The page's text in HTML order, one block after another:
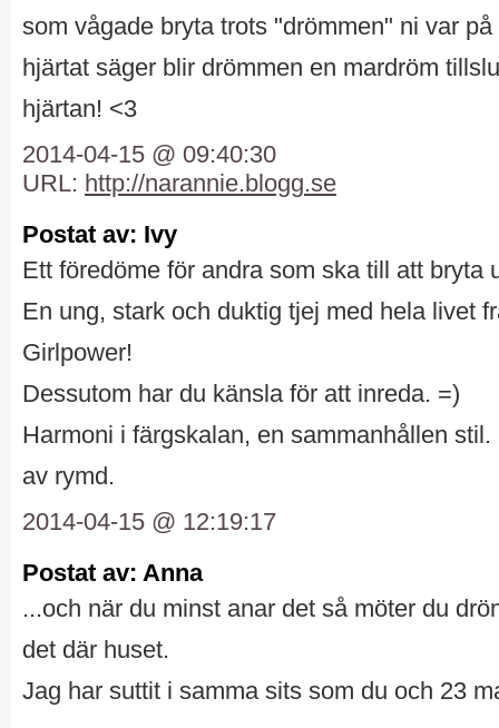
som vågade bryta trots "drömmen" ni var
hjärtat säger blir drömmen en mardröm
hjärtan! <3
2014-04-15 @ 09:40:30
URL: http://narannie.blogg.se
Postat av: Ivy
Ett föredöme för andra som ska till att bryta
En ung, stark och duktig tjej med hela livet
Girlpower!
Dessutom har du känsla för att inreda. =)
Harmoni i färgskalan, en sammanhållen
av rymd.
2014-04-15 @ 12:19:17
Postat av: Anna
...och när du minst anar det så möter du
det där huset.
Jag har suttit i samma sits som du och 23